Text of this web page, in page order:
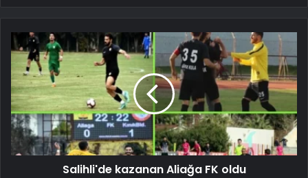
Salihli'de kazanan Aliağa FK oldu